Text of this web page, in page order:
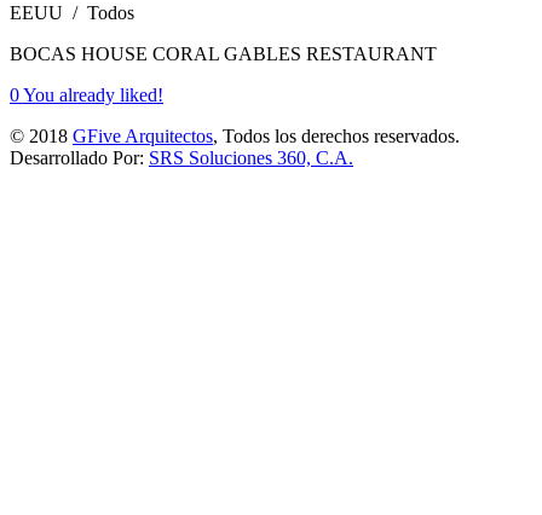
EEUU / Todos
BOCAS HOUSE CORAL GABLES RESTAURANT
0You already liked!
© 2018 GFive Arquitectos, Todos los derechos reservados.
Desarrollado Por: SRS Soluciones 360, C.A.